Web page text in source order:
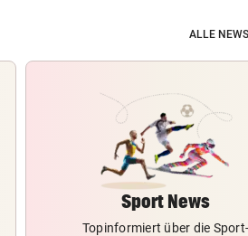
ALLE
Sport News
Topinformiert über die Sport-